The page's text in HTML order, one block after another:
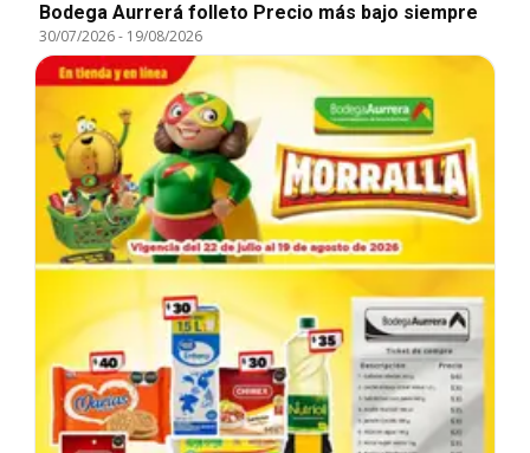
Bodega Aurrerá folleto Precio más bajo siempre
30/07/2026- 19/08/2026